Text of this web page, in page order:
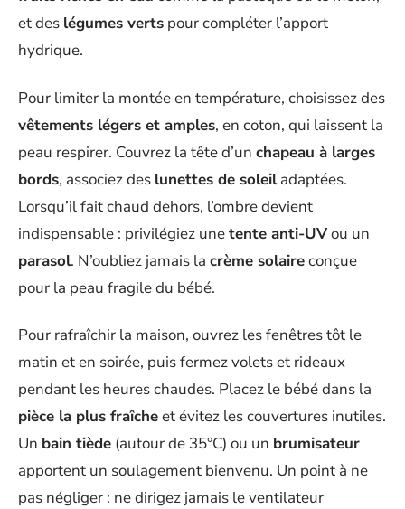
et des légumes verts pour compléter l’apport
hydrique.
Pour limiter la montée en température, choisissez des
vêtements légers et amples, en coton, qui laissent la
peau respirer. Couvrez la tête d’un chapeau à larges
bords, associez des lunettes de soleiladaptées.
Lorsqu’il fait chaud dehors, l’ombre devient
indispensable : privilégiez unetente anti-UVou un
parasol. N’oubliez jamais la crème solaireconçue
pour la peau fragile du bébé.
Pour rafraîchir la maison, ouvrez les fenêtres tôt le
matin et en soirée, puis fermez volets et rideaux
pendant les heures chaudes. Placez le bébé dans la
pièce la plus fraîcheet évitez les couvertures inutiles.
Un bain tiède (autour de 35°C) ou un brumisateur
apportent un soulagement bienvenu. Un point à ne
pas négliger : ne dirigez jamais le ventilateur